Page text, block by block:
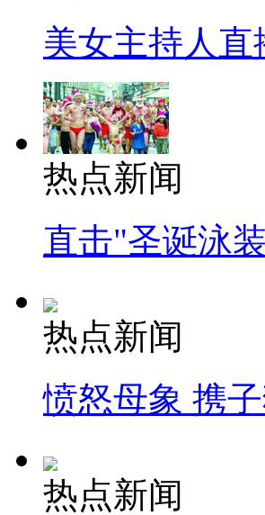
美女主持人
热点新闻
直击"圣诞泳
热点新闻
愤怒母象 携
热点新闻